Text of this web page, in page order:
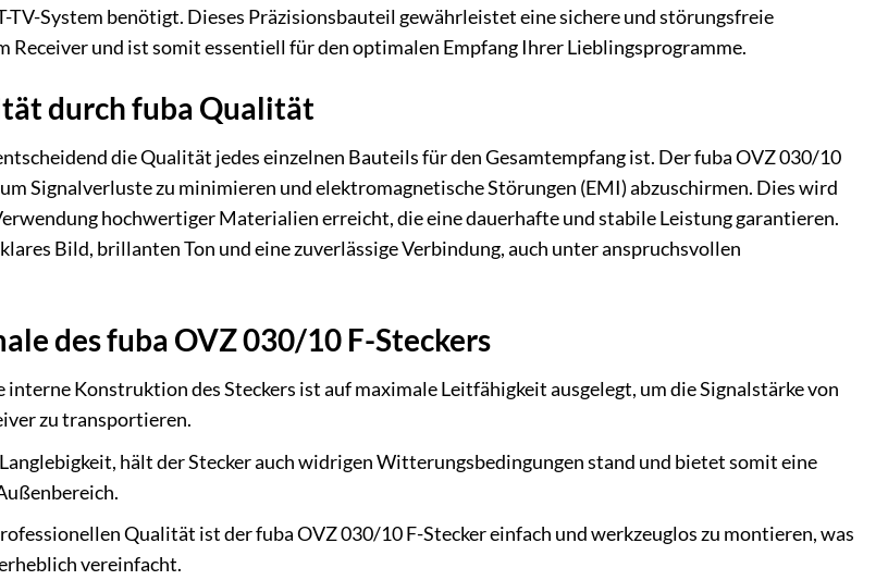
TV-System benötigt. Dieses Präzisionsbauteil gewährleistet eine sichere und störungsfreie
Receiver und ist somit essentiell für den optimalen Empfang Ihrer Lieblingsprogramme.
durch fuba Qualität
die Qualität jedes einzelnen Bauteils für den Gesamtempfang ist. Der fuba OVZ 030/10
Signalverluste zu minimieren und elektromagnetische Störungen (EMI) abzuschirmen. Dies wird
hochwertiger Materialien erreicht, die eine dauerhafte und stabile Leistung garantieren.
Bild, brillanten Ton und eine zuverlässige Verbindung, auch unter anspruchsvollen
des fuba OVZ 030/10 F-Steckers
interne Konstruktion des Steckers ist auf maximale Leitfähigkeit ausgelegt, um die Signalstärke von
zu transportieren.
hält der Stecker auch widrigen Witterungsbedingungen stand und bietet somit eine
Qualität ist der fuba OVZ 030/10 F-Stecker einfach und werkzeuglos zu montieren, was
vereinfacht.